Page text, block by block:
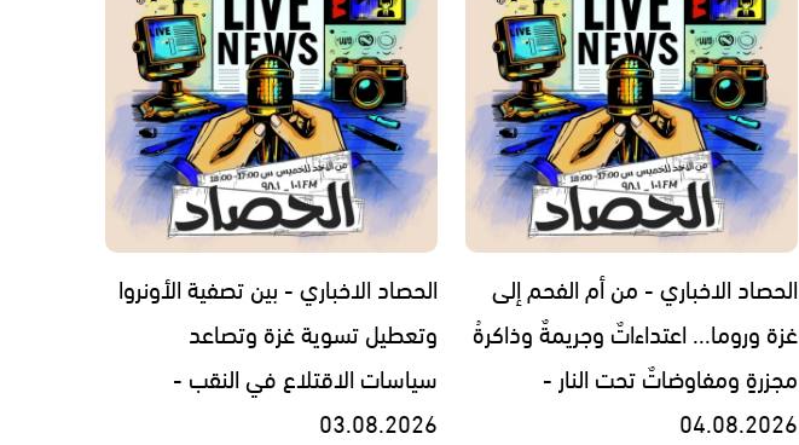
الحصاد الاخباري - من أم الفحم إلى
غزة وروما... اعتداءاتٌ وجريمةٌ وذاكرةُ
مجزرةٍ ومفاوضاتٌ تحت النار -
04.08.2026
الحصاد الاخباري - بين تصفية الأونروا
وتعطيل تسوية غزة وتصاعد
سياسات الاقتلاع في النقب -
03.08.2026